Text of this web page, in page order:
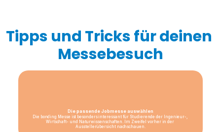
Tipps und Tricks für deinen
Messebesuch
Die passende Jobmesse auswählen
Die bonding Messe ist besonders interessant für Studierende der Ingenieur-,
Wirtschaft- und Naturwissenschaften. Im Zweifel vorher in der
Ausstellerübersicht nachschauen.